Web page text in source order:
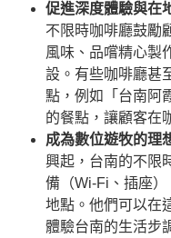
促進深度體驗與在
不限時咖啡廳鼓勵
風味、品嚐精心製
設。有些咖啡廳甚
點，例如「台南阿
的餐點，讓顧客在
成為數位遊牧的理
興起，台南的不限
備（Wi-Fi、插座
地點。他們可以在
體驗台南的生活步